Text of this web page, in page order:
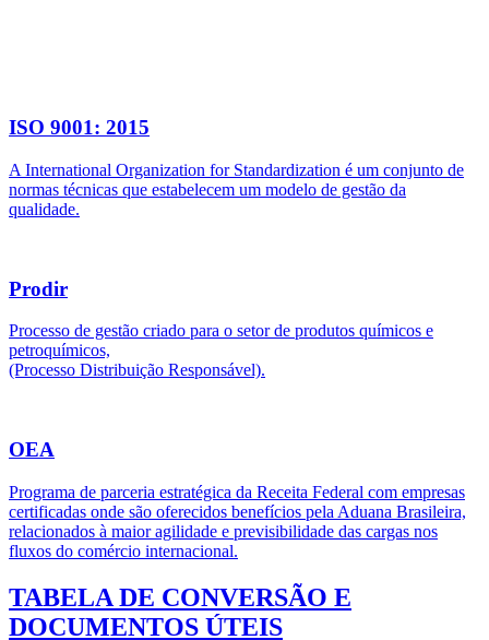
ISO 9001: 2015
A International Organization for Standardization é um conjunto de
normas técnicas que estabelecem um modelo de gestão da
qualidade.
Prodir
Processo de gestão criado para o setor de produtos químicos e
petroquímicos,
(Processo Distribuição Responsável).
OEA
Programa de parceria estratégica da Receita Federal com empresas
certificadas onde são oferecidos benefícios pela Aduana Brasileira,
relacionados à maior agilidade e previsibilidade das cargas nos
fluxos do comércio internacional.
TABELA DE CONVERSÃO E
DOCUMENTOS ÚTEIS